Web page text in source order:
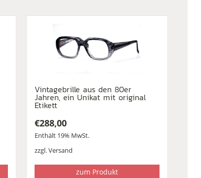
Vintagebrille aus den 80er
Jahren, ein Unikat mit original
Etikett
€288,00
Enthält 19% MwSt.
zzgl.Versand
zum Produkt